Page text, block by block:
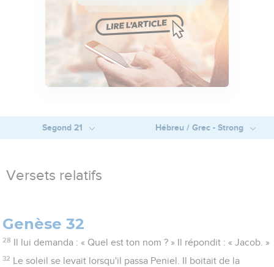
Segond 21 Hébreu / Grec - Strong
Versets relatifs
Genèse 32
28 Il lui demanda : « Quel est ton nom ? » Il répondit : « Jacob. »
32
Le soleil se levait lorsqu'il passa Peniel. Il boitait de la